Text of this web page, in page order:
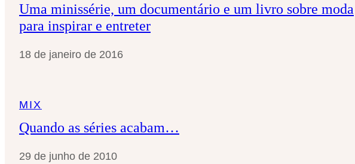
Uma minissérie, um documentário e um livro sobre moda
para inspirar e entreter
18 de janeiro de 2016
MIX
Quando as séries acabam…
29 de junho de 2010